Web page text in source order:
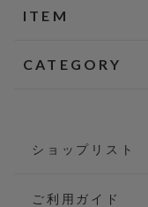
ITEM
CATEGORY
ショップリスト
ご利用ガイド